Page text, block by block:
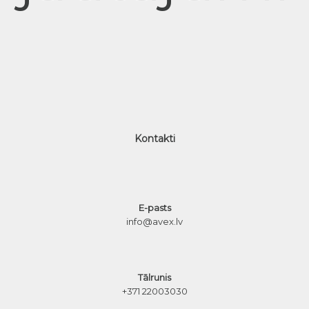
Kontakti
E-pasts
info@avex.lv
Tālrunis
+371 22003030